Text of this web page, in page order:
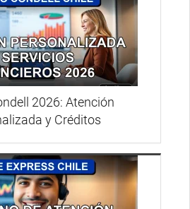
2026: Atención
y Créditos